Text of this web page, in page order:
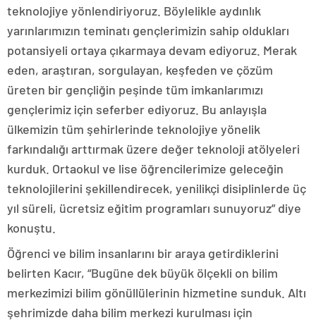
teknolojiye yönlendiriyoruz. Böylelikle aydınlık
yarınlarımızın teminatı gençlerimizin sahip oldukları
potansiyeli ortaya çıkarmaya devam ediyoruz. Merak
eden, araştıran, sorgulayan, keşfeden ve çözüm
üreten bir gençliğin peşinde tüm imkanlarımızı
gençlerimiz için seferber ediyoruz. Bu anlayışla
ülkemizin tüm şehirlerinde teknolojiye yönelik
farkındalığı arttırmak üzere değer teknoloji atölyeleri
kurduk. Ortaokul ve lise öğrencilerimize geleceğin
teknolojilerini şekillendirecek, yenilikçi disiplinlerde üç
yıl süreli, ücretsiz eğitim programları sunuyoruz” diye
konuştu.
Öğrenci ve bilim insanlarını bir araya getirdiklerini
belirten Kacır, “Bugüne dek büyük ölçekli on bilim
merkezimizi bilim gönüllülerinin hizmetine sunduk. Altı
şehrimizde daha bilim merkezi kurulması için